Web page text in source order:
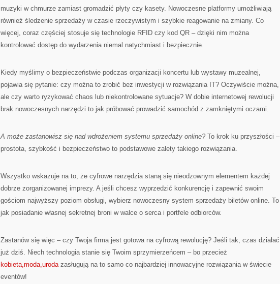
muzyki w chmurze zamiast gromadzić płyty czy kasety. Nowoczesne platformy umożliwiają
również śledzenie sprzedaży w czasie rzeczywistym i szybkie reagowanie na zmiany. Co
więcej, coraz częściej stosuje się technologie RFID czy kod QR – dzięki nim można
kontrolować dostęp do wydarzenia niemal natychmiast i bezpiecznie.
Kiedy myślimy o bezpieczeństwie podczas organizacji koncertu lub wystawy muzealnej,
pojawia się pytanie: czy można to zrobić bez inwestycji w rozwiązania IT? Oczywiście można,
ale czy warto ryzykować chaos lub niekontrolowane sytuacje? W dobie internetowej rewolucji
brak nowoczesnych narzędzi to jak próbować prowadzić samochód z zamkniętymi oczami.
A może zastanowisz się nad wdrożeniem systemu sprzedaży online? To krok ku przyszłości –
prostota, szybkość i bezpieczeństwo to podstawowe zalety takiego rozwiązania.
Wszystko wskazuje na to, że cyfrowe narzędzia staną się nieodzownym elementem każdej
dobrze zorganizowanej imprezy. A jeśli chcesz wyprzedzić konkurencję i zapewnić swoim
gościom najwyższy poziom obsługi, wybierz nowoczesny system sprzedaży biletów online. To
jak posiadanie własnej sekretnej broni w walce o serca i portfele odbiorców.
Zastanów się więc – czy Twoja firma jest gotowa na cyfrową rewolucję? Jeśli tak, czas działać
już dziś. Niech technologia stanie się Twoim sprzymierzeńcem – bo przecież
kobieta,moda,urodazasługują na to samo co najbardziej innowacyjne rozwiązania w świecie
eventów!